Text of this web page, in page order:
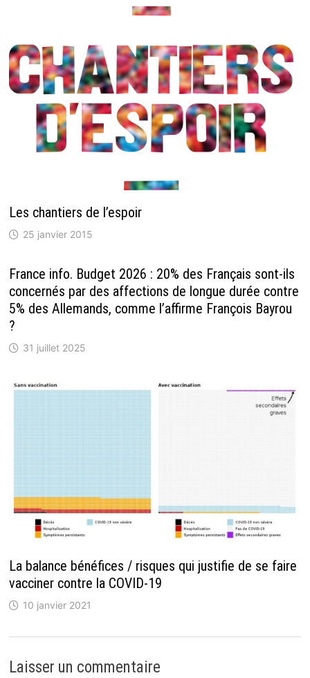
Les chantiers de l’espoir
25 janvier 2015
France info. Budget 2026 : 20% des Français sont-ils
concernés par des affections de longue durée contre
5% des Allemands, comme l’affirme François Bayrou
?
31 juillet 2025
La balance bénéfices / risques qui justifie de se faire
vacciner contre la COVID-19
10 janvier 2021
Laisser un commentaire